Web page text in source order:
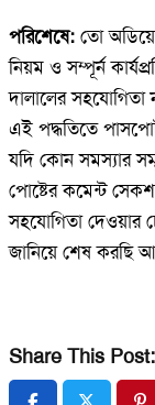
পরিশেষে: তো
নিয়ম ও সম্পূর্ন
দালালের
এই পদ্ধতিতে
যদি কোন সমস্যার
পোষ্টের কমেন্ট
সহযোগিতা দেওয়ার
জানিয়ে শেষ করছি
Share This Post: